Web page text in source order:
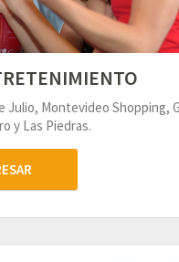
Julio, Montevideo Shopping,
y Las Piedras.